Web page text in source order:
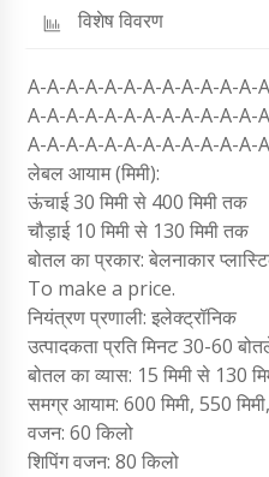
विशेष विवरण
A-A-A-A-A-A-A-A-A-A-A-A-
A-A-A-A-A-A-A-A-A-A-A-A-
A-A-A-A-A-A-A-A-A-A-A-A-
लेबल आयाम (मिमी):
ऊंचाई 30 मिमी से 400 मिमी तक
चौड़ाई 10 मिमी से 130 मिमी तक
बोतल का प्रकार: बेलनाकार
To make a price.
नियंत्रण प्रणाली: इलेक्ट्रॉनिक
उत्पादकता प्रति मिनट 30-60
बोतल का व्यास: 15 मिमी से 130
समग्र आयाम: 600 मिमी, 550
वजन: 60 किलो
शिपिंग वजन: 80 किलो